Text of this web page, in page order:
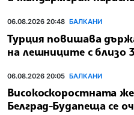
06.08.2026 20:48 БАЛКАНИ
Турция повишава
на лешниците с близо
06.08.2026 20:05 БАЛКАНИ
Високоскоростната
Белград-Будапеща се